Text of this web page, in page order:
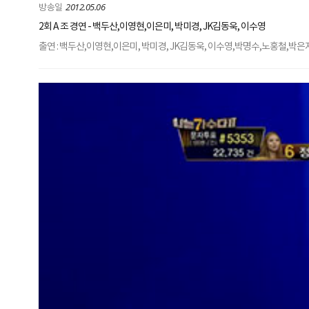
2012.05.06
2회 A 조 경연 - 백두산,이영현,이은미, 박미경, JK김동욱, 이수영
출연 : 백두산,이영현,이은미, 박미경, JK김동욱, 이수영,박명수,노홍철,박은